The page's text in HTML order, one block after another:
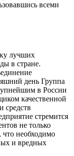
всеми
лучших
в стране.
день Группа
в России
качественной
средств
стремится
не только
необходимо
и вредных